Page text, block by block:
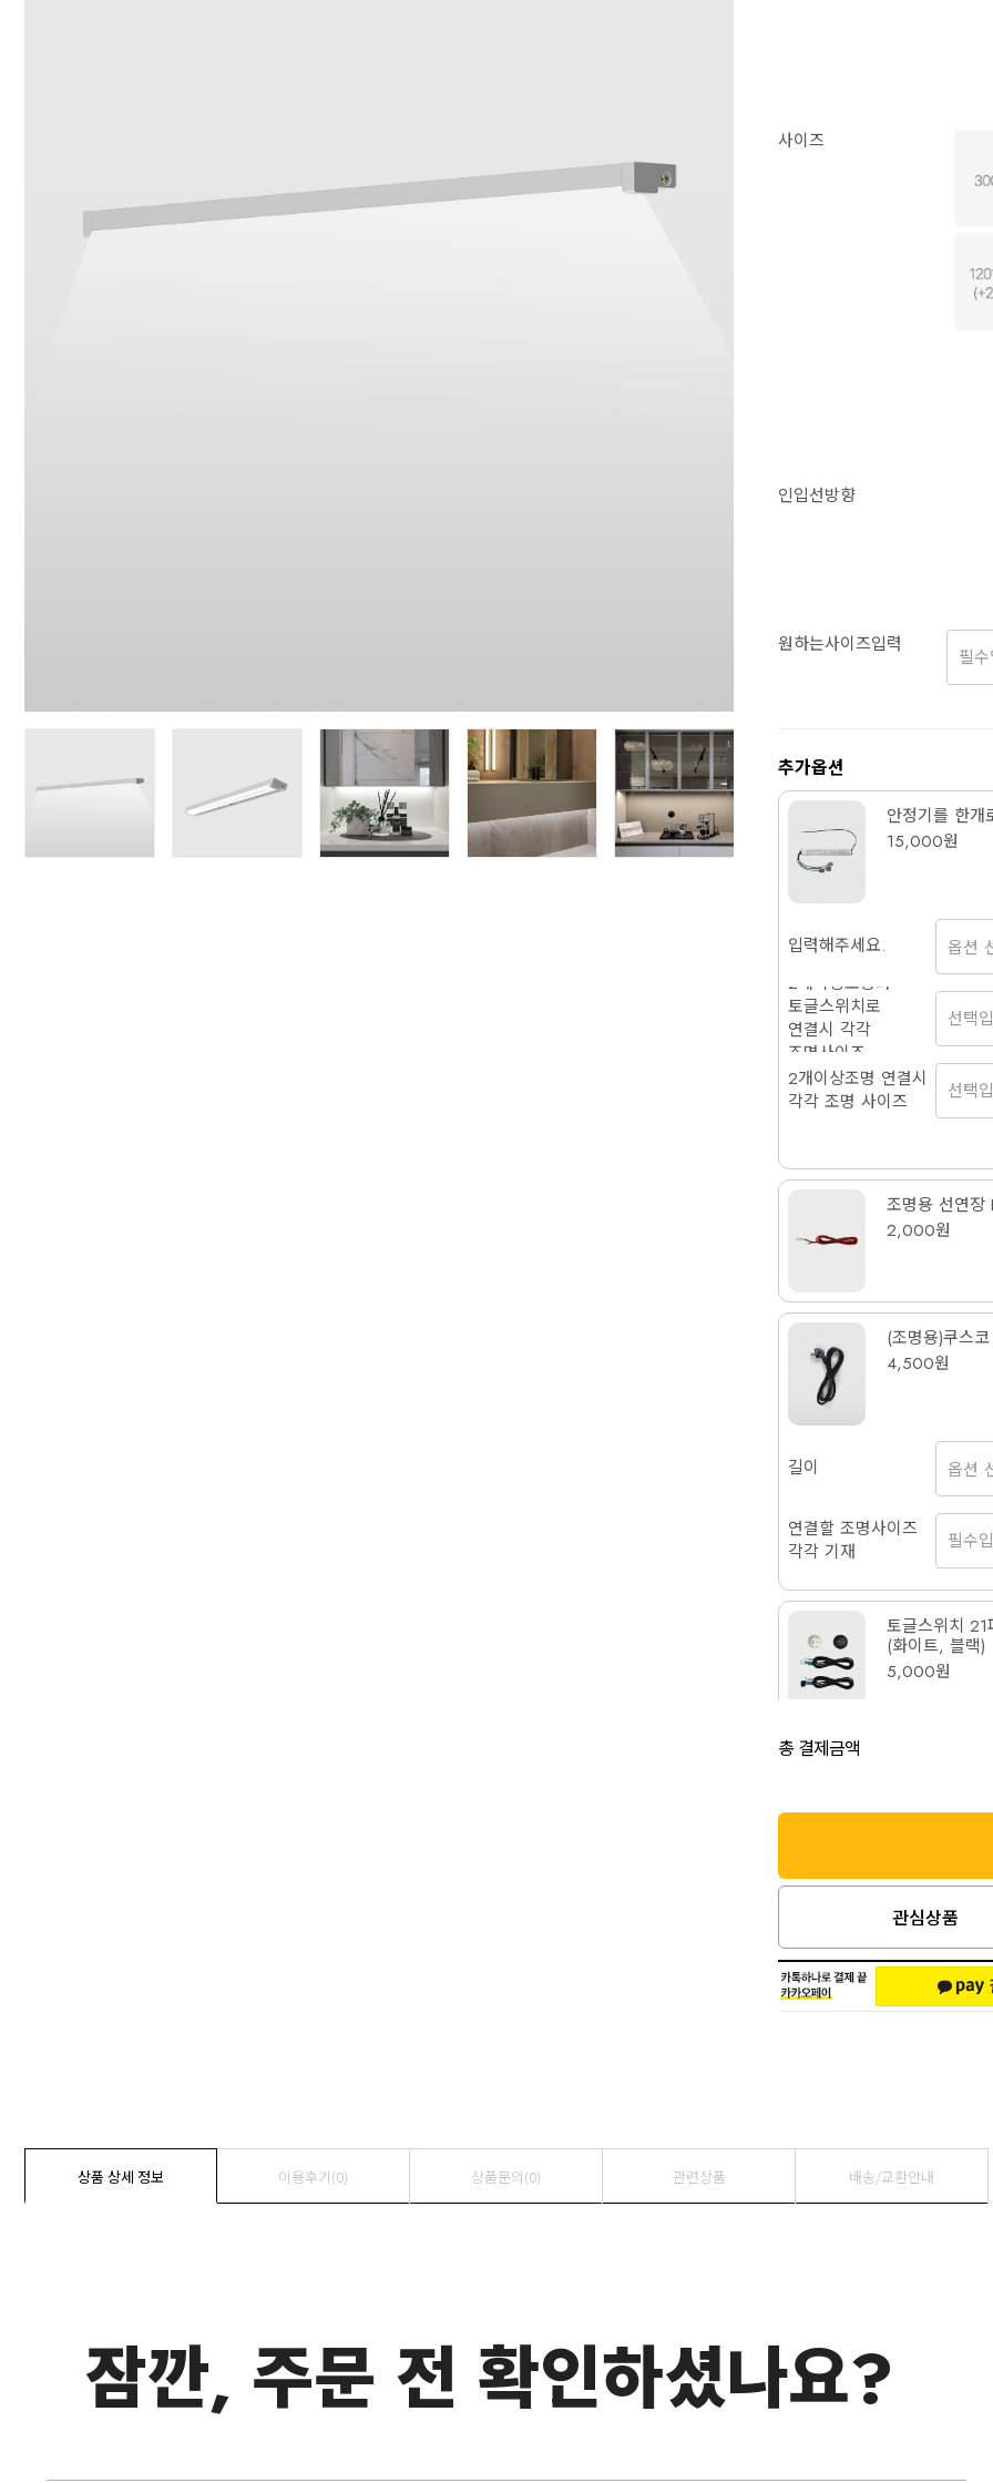
사이즈
인입선방향
원하는사이즈입력
추가옵션
안정기를 한개
15,000원
입력해주세요.
2개이상조명과
토글스위치로
연결시 각각
조명사이즈
2개이상조명 연결시
각각 조명 사이즈
조명용 선연
2,000원
(조명용)쿠스
4,500원
길이
연결할 조명사이즈
각각 기재
토글스위치
(화이트, 블랙)
5,000원
색상
토글스위치
(6가지 컬러)
6,000원
도어센서 문이
연결할 자사조명
총 결제금액
관심상품
상품 상세 정보 이용후기(0) 상품문의(0) 관련상품 배송/교환안내
잠깐, 주문 전 확인하셨나요?